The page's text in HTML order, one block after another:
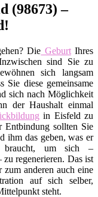
(98673) –
Die GeburtIhres
sind Sie zu
sich langsam
Sie diese gemeinsame
sich nach Möglichkeit
der Haushalt einmal
in Eisfeld zu
Entbindung sollten Sie
ihm das geben, was er
braucht, um sich –
zu regenerieren. Das ist
anderen auch eine
auf sich selber,
steht.